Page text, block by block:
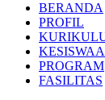
BERANDA
PROFIL
PROGRAM
FASILITAS